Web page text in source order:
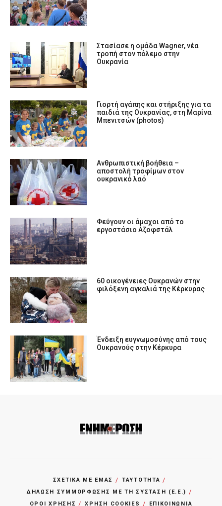
Στασίασε η ομάδα Wagner, νέα
τροπή στον πόλεμο στην
Ουκρανία
Γιορτή αγάπης και στήριξης για τα
παιδιά της Ουκρανίας, στη Μαρίνα
Μπενιτσών (photos)
Ανθρωπιστική βοήθεια –
αποστολή τροφίμων στον
ουκρανικό λαό
Φεύγουν οι άμαχοι από το
εργοστάσιο Αζοφστάλ
60 οικογένειες Ουκρανών στην
φιλόξενη αγκαλιά της Κέρκυρας
Ένδειξη ευγνωμοσύνης από τους
Ουκρανούς στην Κέρκυρα
ΣΧΕΤΙΚΑ ΜΕ ΕΜΑΣ
ΤΑΥΤΟΤΗΤΑ
ΔΗΛΩΣΗ ΣΥΜΜΟΡΦΩΣΗΣ ΜΕ ΤΗ ΣΥΣΤΑΣΗ (Ε.Ε.)
ΌΡΟΙ ΧΡΗΣΗΣ
ΧΡΗΣΗ COOKIES ΕΠΙΚΟΙΝΩΝΙΑ